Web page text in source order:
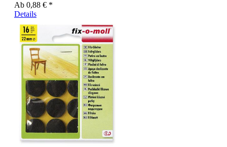
Ab 0,88 € *
Details